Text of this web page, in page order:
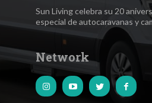
Sun Living celebra su 20
especial de autocaravanas y
Network